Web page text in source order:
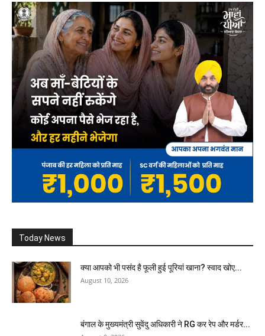
Today News
क्या आपको भी पसंद है फूली हुई पूरियां खाना? स्वाद खोए...
August 10, 2026
बंगाल के मुख्यमंत्री सुवेंदु अधिकारी ने RG कर रेप और मर्डर...